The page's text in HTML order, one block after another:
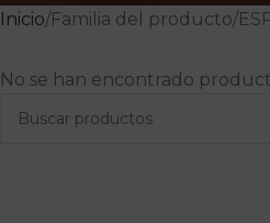
Inicio Familia del producto
No se han encontrado